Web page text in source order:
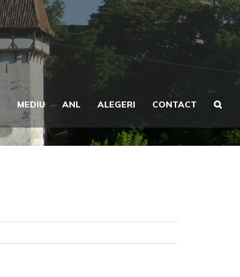
MEDIU ANL ALEGERI CONTACT